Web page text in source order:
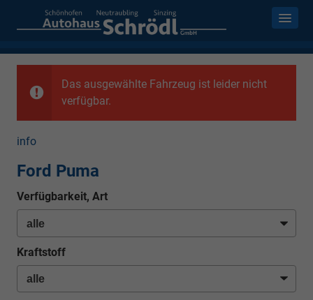
Das ausgewählte Fahrzeug ist leider nicht
verfügbar.
info
Ford Puma
Verfügbarkeit, Art
Kraftstoff